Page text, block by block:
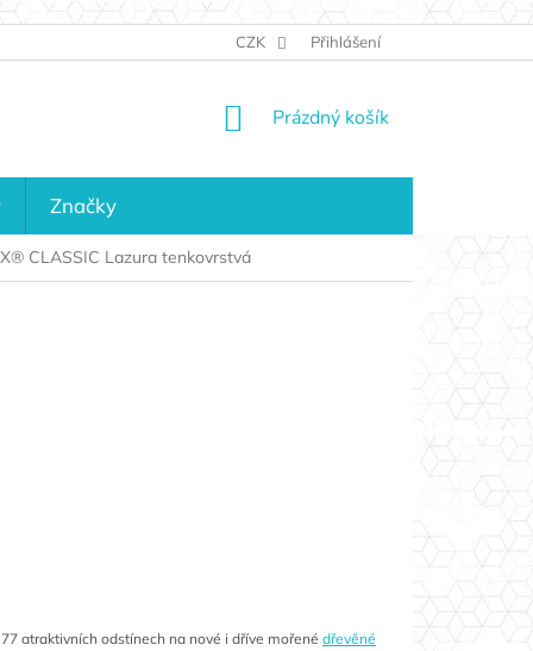
KONTAKTY KDO JSME?
CZK Přihlášení
NÁKUPNÍ
Prázdný košík
Značky
CLASSIC Lazura tenkovrstvá
atraktivních odstínech na nové i dříve mořené dřevěné